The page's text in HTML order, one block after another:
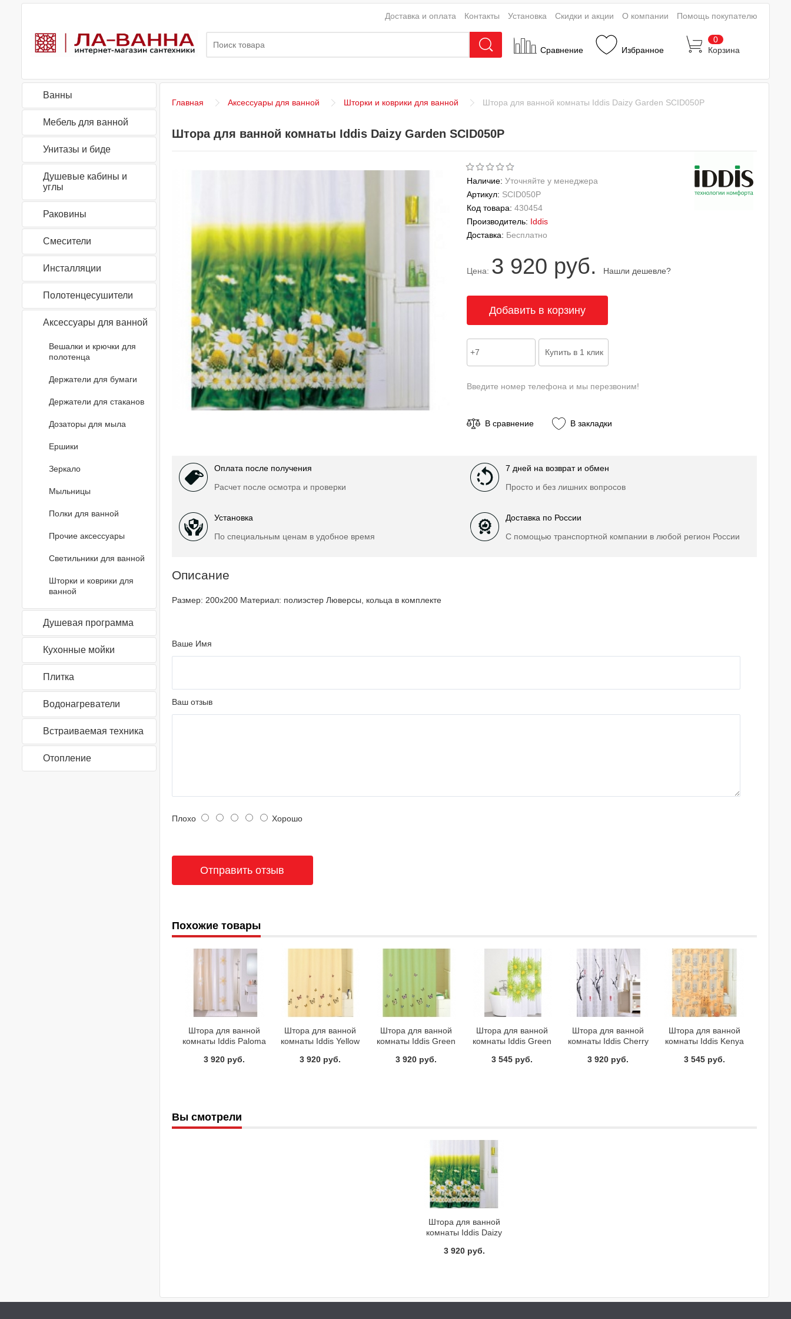
Сравнение Избранное
0
Корзина
Доставка и оплата Контакты Установка Скидки и акции О компании Помощь покупателю
Ванны
Мебель для ванной
Унитазы и биде
Душевые кабины и
углы
Раковины
Смесители
Инсталляции
Полотенцесушители
Аксессуары для ванной
Вешалки и крючки для
полотенца
Держатели для бумаги
Держатели для стаканов
Дозаторы для мыла
Ершики
Зеркало
Мыльницы
Полки для ванной
Прочие аксессуары
Светильники для ванной
Шторки и коврики для
ванной
Душевая программа
Кухонные мойки
Плитка
Водонагреватели
Встраиваемая техника
Отопление
Главная Аксессуары для ванной Шторки и коврики для ванной Штора для ванной комнаты Iddis Daizy Garden SCID050P
Штора для ванной комнаты Iddis Daizy Garden SCID050P
Наличие: Уточняйте у менеджера
Артикул: SCID050P
Код товара: 430454
Производитель: Iddis
Доставка: Бесплатно
Цена: 3 920 руб. Нашли дешевле?
Введите номер телефона и мы перезвоним!
В сравнение В закладки
Оплата после получения
Расчет после осмотра и проверки
7 дней на возврат и обмен
Просто и без лишних вопросов
Установка
По специальным ценам в удобное время
Доставка по России
С помощью транспортной компании в любой регион России
Описание
Размер: 200х200 Материал: полиэстер Люверсы, кольца в комплекте
Ваше Имя
Ваш отзыв
Плохо Хорошо
Похожие товары
Штора для ванной
комнаты Iddis Paloma
3 920 руб.
Штора для ванной
комнаты Iddis Yellow
3 920 руб.
Штора для ванной
комнаты Iddis Green
3 920 руб.
Штора для ванной
комнаты Iddis Green
3 545 руб.
Штора для ванной
комнаты Iddis Cherry
3 920 руб.
Штора для ванной
комнаты Iddis Kenya
3 545 руб.
Вы смотрели
Штора для ванной
комнаты Iddis Daizy
3 920 руб.